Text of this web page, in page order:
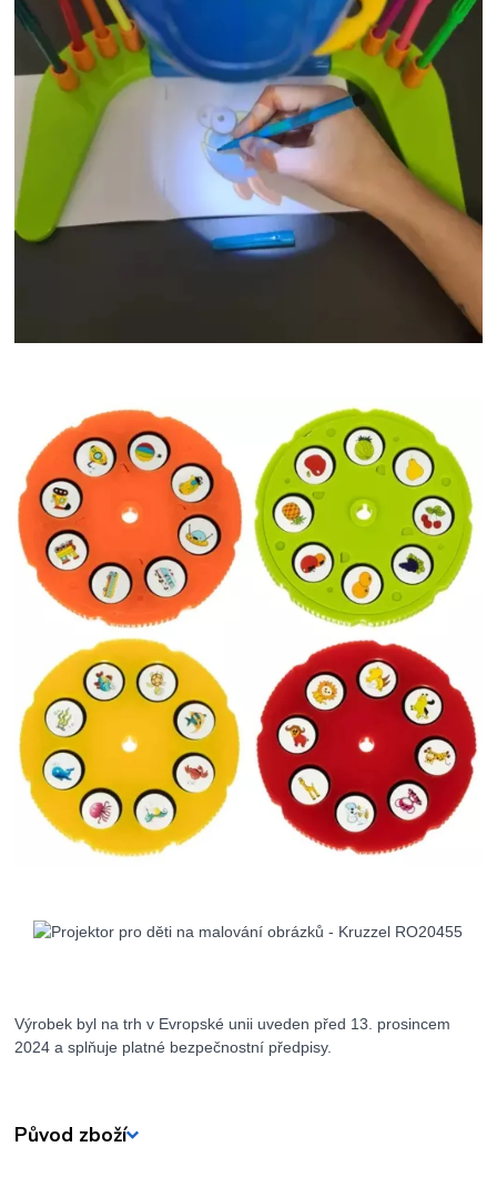
Výrobek byl na trh v Evropské unii uveden před 13. prosincem
2024 a splňuje platné bezpečnostní předpisy.
Původ zboží